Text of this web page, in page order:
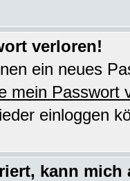
verloren!
ein neues
mein Passwort
einloggen
kann